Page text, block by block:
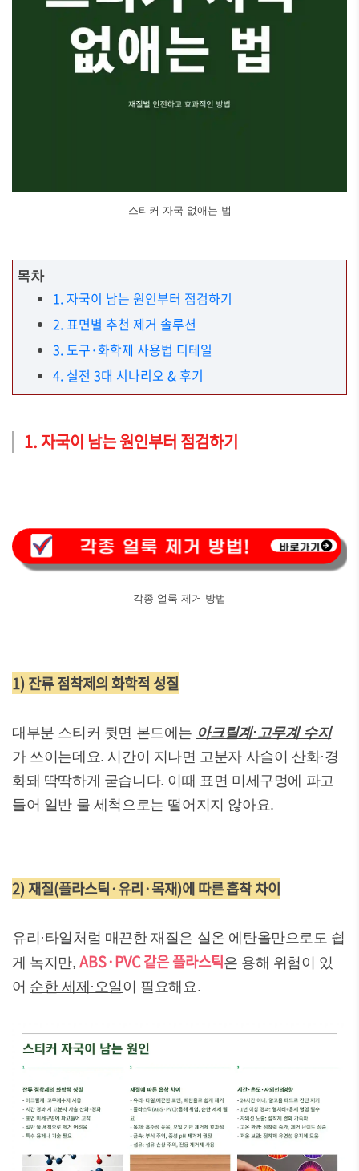
스티커 자국 없애는 법
목차
1. 자국이 남는 원인부터 점검하기
2. 표면별 추천 제거 솔루션
3. 도구·화학제 사용법 디테일
4. 실전 3대 시나리오 & 후기
1. 자국이 남는 원인부터 점검하기
각종 얼룩 제거 방법
1) 잔류 점착제의 화학적 성질
대부분 스티커 뒷면 본드에는 아크릴계·고무계 수지
가 쓰이는데요. 시간이 지나면 고분자 사슬이 산화·경
화돼 딱딱하게 굳습니다. 이때 표면 미세구멍에 파고
들어 일반 물 세척으로는 떨어지지 않아요.
2) 재질(플라스틱·유리·목재)에 따른 흡착 차이
유리·타일처럼 매끈한 재질은 실온 에탄올만으로도 쉽
게 녹지만,ABS·PVC 같은 플라스틱은 용해 위험이 있
어 순한 세제·오일 이 필요해요.